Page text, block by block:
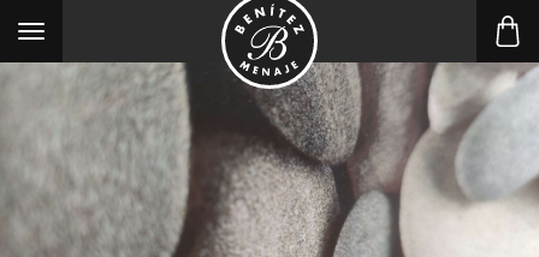
Toggle
navigation